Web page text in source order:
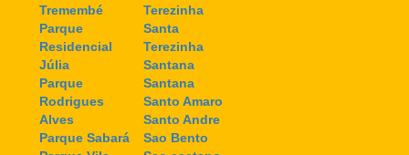
Tremembé
Parque
Residencial
Júlia
Parque
Rodrigues
Alves
Parque Sabará
Terezinha
Santa
Terezinha
Santana
Santana
Santo Amaro
Santo Andre
Sao Bento